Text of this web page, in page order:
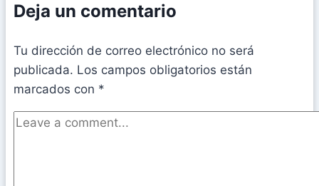
Deja un comentario
Tu dirección de correo electrónico no será
publicada. Los campos obligatorios están
marcados con *